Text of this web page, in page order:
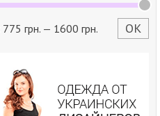
ОК
775 грн. — 1600 грн.